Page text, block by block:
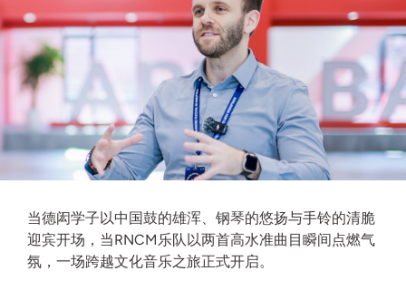
当德闳学子以中国鼓的雄浑、钢琴的悠扬与手铃的清脆
迎宾开场，当RNCM乐队以两首高水准曲目瞬间点燃气
氛，一场跨越文化音乐之旅正式开启。